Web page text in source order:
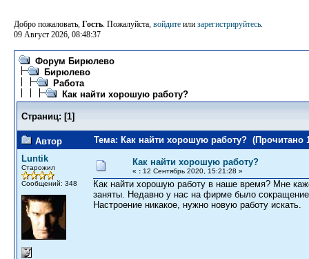
Добро пожаловать, Гость. Пожалуйста, войдите или зарегистрируйтесь.
09 Август 2026, 08:48:37
Форум Бирюлево
Бирюлево
Работа
Как найти хорошую работу?
Страниц: [1]
Автор
Тема: Как найти хорошую работу? (Прочитано
Luntik
Старожил
Сообщений: 348
Как найти хорошую работу?
« : 12 Сентябрь 2020, 15:21:28 »
Как найти хорошую работу в наше время? Мне
заняты. Недавно у нас на фирме было
Настроение никакое, нужно новую работу искать.